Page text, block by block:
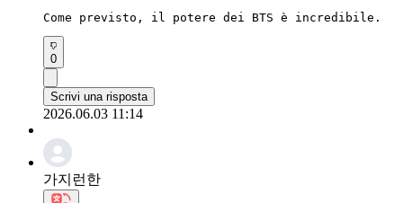
Come previsto, il potere dei BTS è incredibile.
0
Scrivi una risposta
2026.06.03 11:14
가지런한